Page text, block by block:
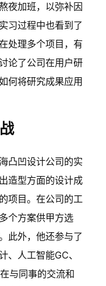
夜加班，以弥补因
习过程中也看到了
处理多个项目，有
论了公司在用户研
何将研究成果应用
凸凹设计公司的实
造型方面的设计成
项目。在公司的工
个方案供甲方选
此外，他还参与了
、人工智能GC、
与同事的交流和